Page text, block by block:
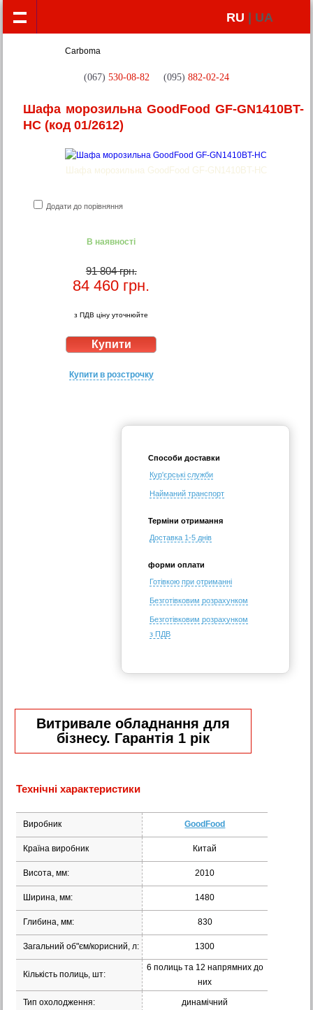
RU | UA
(067) 530-08-82 (095) 882-02-24
Шафа морозильна GoodFood GF-GN1410BT-
HC (код 01/2612)
Шафа морозильна GoodFood GF-GN1410BT-HC
Додати до порівняння
В наявності
91 804 грн.
84 460 грн.
з ПДВ ціну уточнюйте
Купити в розстрочку
Способи доставки
Кур'єрські служби
Найманий транспорт
Терміни отримання
Доставка 1-5 днів
форми оплати
Готівкою при отриманні
Безготівковим розрахунком
Безготівковим розрахунком
з ПДВ
Витривале обладнання для
бізнесу. Гарантія 1 рік
Технічні характеристики
Виробник GoodFood
Країна виробник Китай
Висота, мм: 2010
Ширина, мм: 1480
Глибина, мм: 830
Загальний об"єм/корисний, л: 1300
Кількість полиць, шт:
6 полиць та 12 напрямних до
них
Тип охолодження: динамічний